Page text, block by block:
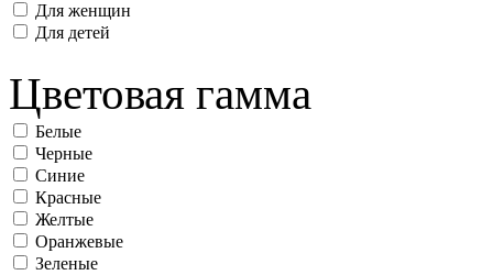
Для женщин
Для детей
Цветовая гамма
Белые
Черные
Синие
Красные
Желтые
Оранжевые
Зеленые